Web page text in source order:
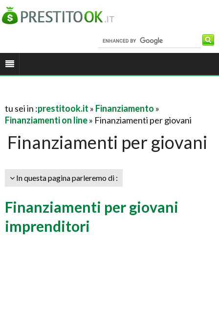
tu sei in :prestitook.it » Finanziamento »
Finanziamenti on line» Finanziamenti per giovani
Finanziamenti per giovani
In questa pagina parleremo di :
Finanziamenti per giovani
imprenditori